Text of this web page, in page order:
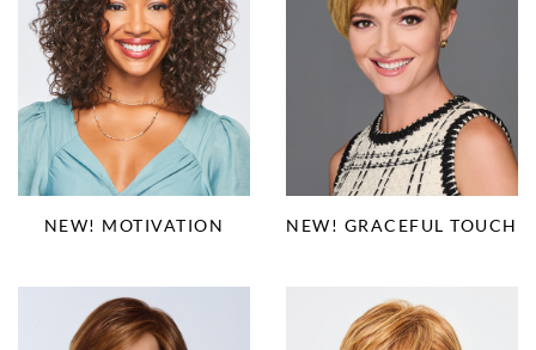
NEW! MOTIVATION NEW! GRACEFUL TOUCH